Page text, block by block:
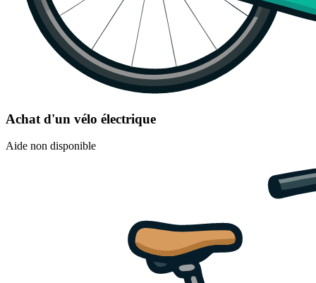
Achat d'un vélo électrique
Aide non disponible